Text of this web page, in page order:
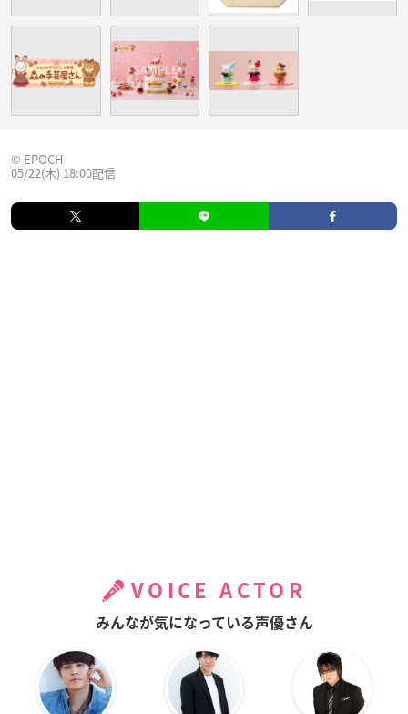
© EPOCH
05/22(木) 18:00配信
VOICE ACTOR
みんなが気になっている声優さん